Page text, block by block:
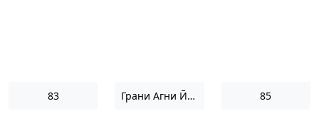
83 Грани Агни Йоги 1956 85